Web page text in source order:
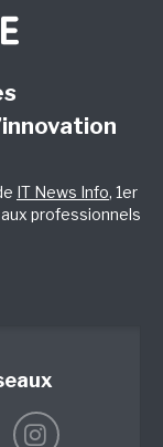
IT News Info, 1er
professionnels